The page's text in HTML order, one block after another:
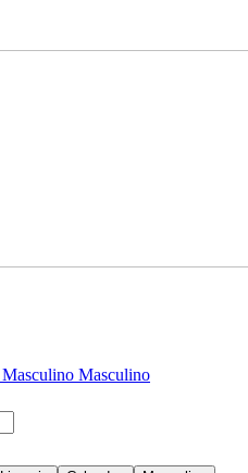
Masculino Masculino